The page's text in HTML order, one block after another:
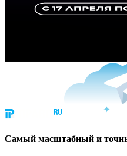
Cамый масштабный и